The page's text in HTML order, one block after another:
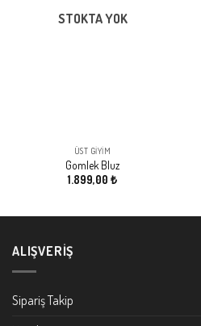
STOKTA YOK
ÜST GIYIM
Gomlek Bluz
1.899,00 ₺
ALIŞVERIŞ
Sipariş Takip